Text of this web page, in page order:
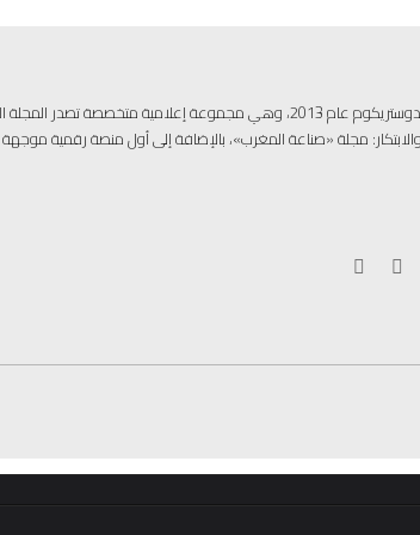
تأسست مجموعة إندوستريكوم عام 2013، وهي مجموعة إعلامية متخصصة تصدر
والابتكار: مجلة «صناعة المغرب»، بالإضافة إلى أول منصة رقمية